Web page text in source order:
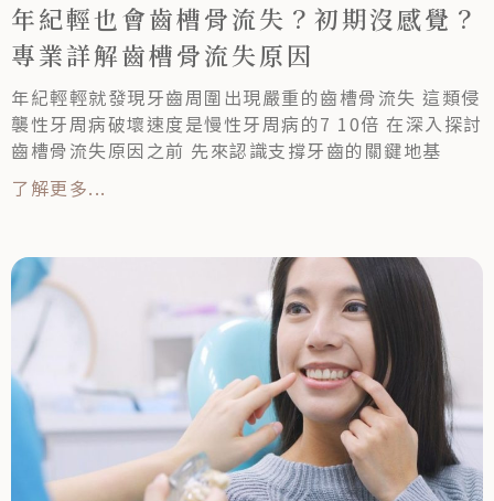
年紀輕也會齒槽骨流失？初期沒感覺？
專業詳解齒槽骨流失原因
年紀輕輕就發現牙齒周圍出現嚴重的齒槽骨流失 這類侵
襲性牙周病破壞速度是慢性牙周病的7 10倍 在深入探討
齒槽骨流失原因之前 先來認識支撐牙齒的關鍵地基
了解更多...